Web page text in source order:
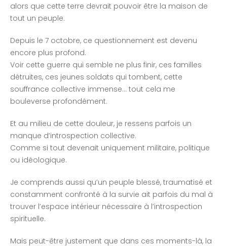
alors que cette terre devrait pouvoir être la maison de
tout un peuple.
Depuis le 7 octobre, ce questionnement est devenu
encore plus profond.
Voir cette guerre qui semble ne plus finir, ces familles
détruites, ces jeunes soldats qui tombent, cette
souffrance collective immense… tout cela me
bouleverse profondément.
Et au milieu de cette douleur, je ressens parfois un
manque d’introspection collective.
Comme si tout devenait uniquement militaire, politique
ou idéologique.
Je comprends aussi qu’un peuple blessé, traumatisé et
constamment confronté à la survie ait parfois du mal à
trouver l’espace intérieur nécessaire à l’introspection
spirituelle.
Mais peut-être justement que dans ces moments-là, la